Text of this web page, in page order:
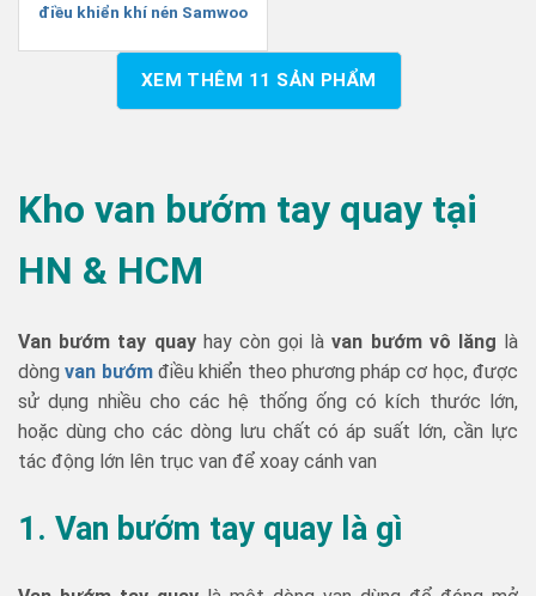
điều khiển khí nén Samwoo
XEM THÊM 11 SẢN PHẨM
Kho van bướm tay quay tại
HN & HCM
Van bướm tay quayhay còn gọi làvan bướm vô lăng là
dòngvan bướmđiều khiển theo phương pháp cơ học, được
sử dụng nhiều cho các hệ thống ống có kích thước lớn,
hoặc dùng cho các dòng lưu chất có áp suất lớn, cần lực
tác động lớn lên trục van để xoay cánh van
1. Van bướm tay quay là gì